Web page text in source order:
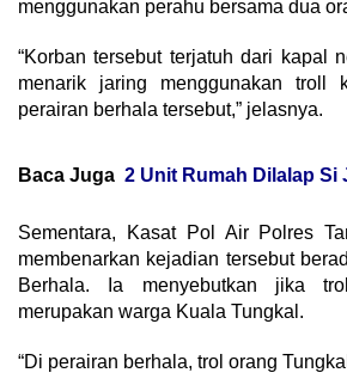
menggunakan perahu bersama dua
“Korban tersebut terjatuh dari kapal
menarik jaring menggunakan troll
perairan berhala tersebut,” jelasnya.
Baca Juga 2 Unit Rumah Dilalap Si
Sementara, Kasat Pol Air Polres
membenarkan kejadian tersebut
Berhala. Ia menyebutkan jika
merupakan warga Kuala Tungkal.
“Di perairan berhala, trol orang